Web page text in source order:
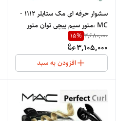
سشوار حرفه ای مک ستایلر 1112 -
MC ،متور سیم پیچی توان متور
3400 تک رنگ طراحی شرکت لیز3,680,000
15%
3,105,000
افزودن به سبد